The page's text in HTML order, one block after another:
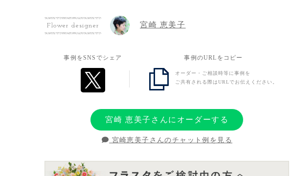
大きさよりもスカスカにならないこと、時間が経ってもヘタっ
公式からのレギュレーションが1週間前にも関わらず2回変更が
行われましたが、その中でも迅速丁寧な対応をしてくださいま
お客様の想い
を「嬉しいね」と言っていたので、「喜んで貰えたら嬉しい」
Flower designer 宮崎 恵美子
事例をSNSでシェア 事例のURLをコピー
オーダー・ご相談時等に事例を
ご共有される際はURLでお伝えください。
宮崎 恵美子さんにオーダーする
宮崎恵美子さんのチャット例を見る